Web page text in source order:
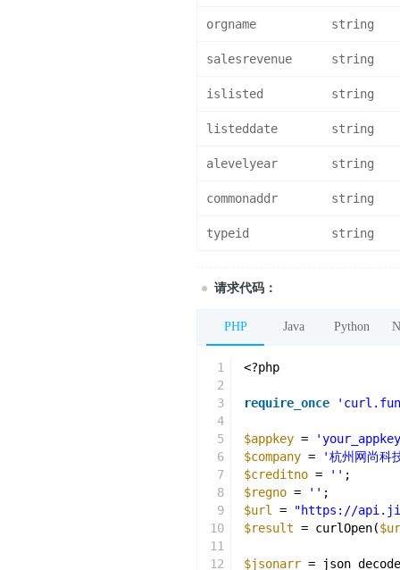
orgname string
salesrevenue string
islisted string
listeddate string
alevelyear string
commonaddr string
typeid string
请求代码：
PHP Java Python
1
2
3
4
5
6
7
8
9
10
11
12
<?php
require_once
$appkey =
$company =
'杭州网尚科
$creditno = '' ;
$regno = '' ;
$url
=
"https://
$result = curlOpen(
$jsonarr =